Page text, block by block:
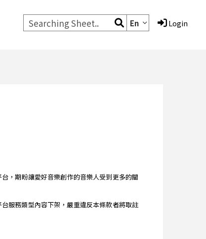
En Login
，期盼讓愛好音樂創作的音樂人受到更多的關
服務類型內容下架，嚴重違反本條款者將取註